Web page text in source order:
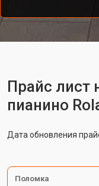
Прайс лист
пианино
Дата обновления
Поломка